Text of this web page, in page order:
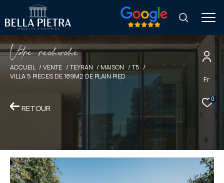
Fr
0
Vore recece
ACCUEIL VENTE TEYRAN MAISON
T5
VILLA 5 PIECES DE 189M2 DE PLAIN PIED
RETOUR